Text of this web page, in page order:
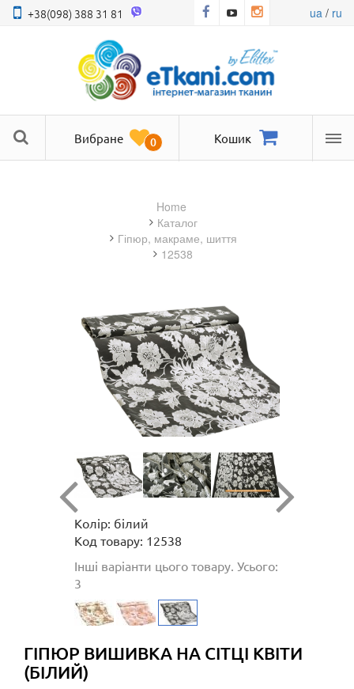
+38(098) 388 31 81 ua/ ru
Вибране 0 Кошик
Home
Каталог
гіпюр, макраме, шиття
12538
Колір: білий
Код товару: 12538
Інші варіанти цього товару. Усього:
3
ГІПЮР ВИШИВКА НА СІТЦІ КВІТИ
(БІЛИЙ)